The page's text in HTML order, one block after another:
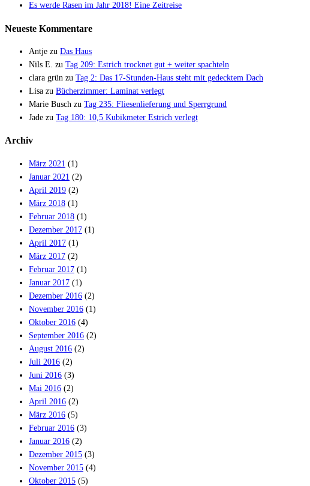
Es werde Rasen im Jahr 2018! Eine Zeitreise
Neueste Kommentare
Antje zu Das Haus
Nils E. zu Tag 209: Estrich trocknet gut + weiter spachteln
clara grün zu Tag 2: Das 17-Stunden-Haus steht mit gedecktem Dach
Lisa zu Bücherzimmer: Laminat verlegt
Marie Busch zu Tag 235: Fliesenlieferung und Sperrgrund
Jade zu Tag 180: 10,5 Kubikmeter Estrich verlegt
Archiv
März 2021 (1)
Januar 2021 (2)
April 2019 (2)
März 2018 (1)
Februar 2018 (1)
Dezember 2017 (1)
April 2017 (1)
März 2017 (2)
Februar 2017 (1)
Januar 2017 (1)
Dezember 2016 (2)
November 2016 (1)
Oktober 2016 (4)
September 2016 (2)
August 2016 (2)
Juli 2016 (2)
Juni 2016 (3)
Mai 2016 (2)
April 2016 (2)
März 2016 (5)
Februar 2016 (3)
Januar 2016 (2)
Dezember 2015 (3)
November 2015 (4)
Oktober 2015 (5)